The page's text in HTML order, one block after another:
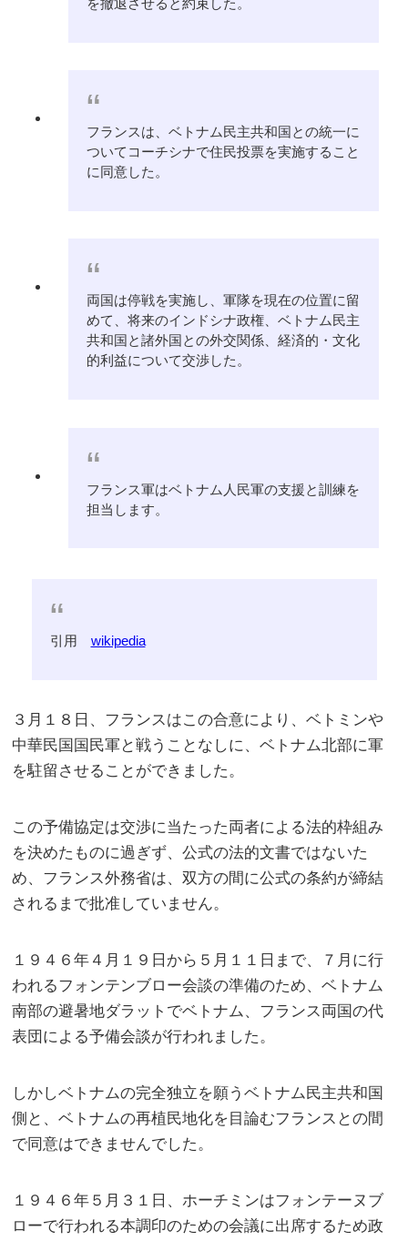
を撤退させると約束した。
フランスは、ベトナム民主共和国との統一に
ついてコーチシナで住民投票を実施すること
に同意した。
両国は停戦を実施し、軍隊を現在の位置に留
めて、将来のインドシナ政権、ベトナム民主
共和国と諸外国との外交関係、経済的・文化
的利益について交渉した。
フランス軍はベトナム人民軍の支援と訓練を
担当します。
引用 wikipedia
３月１８日、フランスはこの合意により、ベトミンや
中華民国国民軍と戦うことなしに、ベトナム北部に軍
を駐留させることができました。
この予備協定は交渉に当たった両者による法的枠組み
を決めたものに過ぎず、公式の法的文書ではないた
め、フランス外務省は、双方の間に公式の条約が締結
されるまで批准していません。
１９４６年４月１９日から５月１１日まで、７月に行
われるフォンテンブロー会談の準備のため、ベトナム
南部の避暑地ダラットでベトナム、フランス両国の代
表団による予備会談が行われました。
しかしベトナムの完全独立を願うベトナム民主共和国
側と、ベトナムの再植民地化を目論むフランスとの間
で同意はできませんでした。
１９４６年５月３１日、ホーチミンはフォンテーヌブ
ローで行われる本調印のための会議に出席するため政